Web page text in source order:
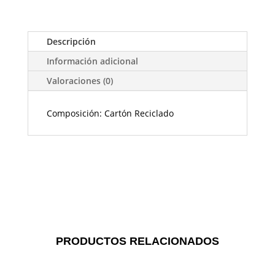
Descripción
Información adicional
Valoraciones (0)
Composición: Cartón Reciclado
PRODUCTOS RELACIONADOS